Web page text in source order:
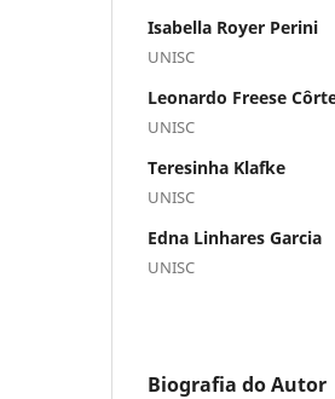
Isabella Royer Perini
UNISC
Leonardo Freese
UNISC
Teresinha Klafke
UNISC
Edna Linhares Garcia
UNISC
Biografia do Autor